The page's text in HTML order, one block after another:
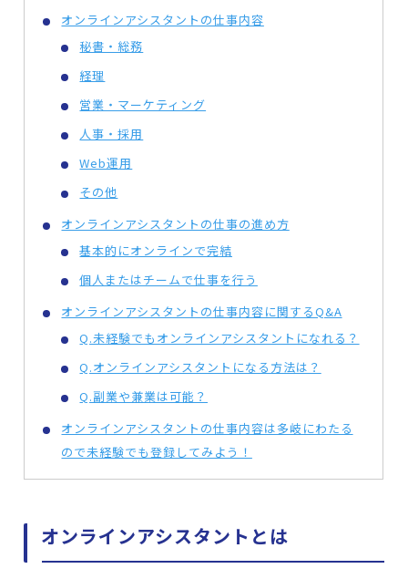
オンラインアシスタントの仕事内容
秘書・総務
経理
営業・マーケティング
人事・採用
Web運用
その他
オンラインアシスタントの仕事の進め方
基本的にオンラインで完結
個人またはチームで仕事を行う
オンラインアシスタントの仕事内容に関するQ&A
Q.未経験でもオンラインアシスタントになれる？
Q.オンラインアシスタントになる方法は？
Q.副業や兼業は可能？
オンラインアシスタントの仕事内容は多岐にわたる
ので未経験でも登録してみよう！
オンラインアシスタントとは